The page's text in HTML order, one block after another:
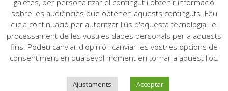
galetes, per personalitzar el contingut i obtenir informació
sobre les audiències que obtenen aquests continguts. Feu
clic a continuació per autoritzar l'ús d'aquesta tecnologia i el
processament de les vostres dades personals per a aquests
fins. Podeu canviar d'opinió i canviar les vostres opcions de
consentiment en qualsevol moment en tornar a aquest lloc.
Ajustaments Acceptar